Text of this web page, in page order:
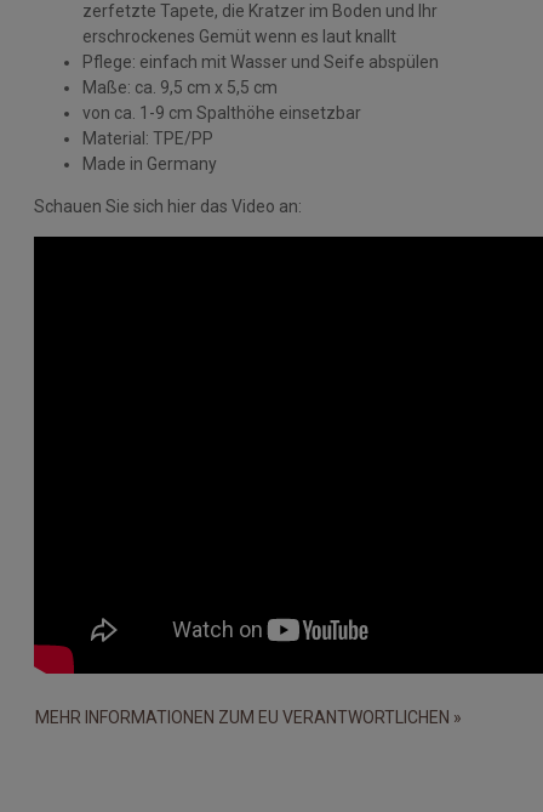
zerfetzte Tapete, die Kratzer im Boden und Ihr
erschrockenes Gemüt wenn es laut knallt
Pflege: einfach mit Wasser und Seife abspülen
Maße: ca. 9,5 cm x 5,5 cm
von ca. 1-9 cm Spalthöhe einsetzbar
Material: TPE/PP
Made in Germany
Schauen Sie sich hier das Video an:
MEHR INFORMATIONEN ZUM EU VERANTWORTLICHEN »